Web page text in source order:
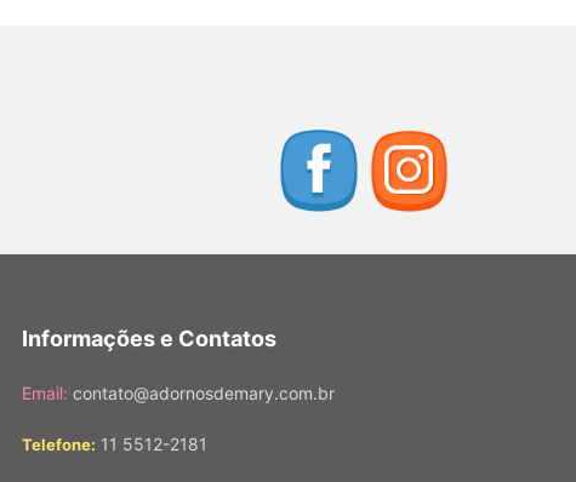
Informações e Contatos
Email: contato@adornosdemary.com.br
Telefone: 11 5512-2181